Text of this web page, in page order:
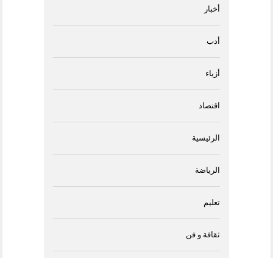
أخبار
أدب
أزياء
اقتصاد
الرئيسية
الرياضة
تعليم
ثقافة و فن